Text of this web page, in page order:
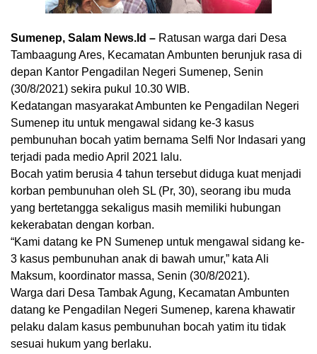
Sumenep, Salam News.Id – Ratusan warga dari Desa
Tambaagung Ares, Kecamatan Ambunten berunjuk rasa di
depan Kantor Pengadilan Negeri Sumenep, Senin
(30/8/2021) sekira pukul 10.30 WIB.
Kedatangan masyarakat Ambunten ke Pengadilan Negeri
Sumenep itu untuk mengawal sidang ke-3 kasus
pembunuhan bocah yatim bernama Selfi Nor Indasari yang
terjadi pada medio April 2021 lalu.
Bocah yatim berusia 4 tahun tersebut diduga kuat menjadi
korban pembunuhan oleh SL (Pr, 30), seorang ibu muda
yang bertetangga sekaligus masih memiliki hubungan
kekerabatan dengan korban.
“Kami datang ke PN Sumenep untuk mengawal sidang ke-
3 kasus pembunuhan anak di bawah umur,” kata Ali
Maksum, koordinator massa, Senin (30/8/2021).
Warga dari Desa Tambak Agung, Kecamatan Ambunten
datang ke Pengadilan Negeri Sumenep, karena khawatir
pelaku dalam kasus pembunuhan bocah yatim itu tidak
sesuai hukum yang berlaku.